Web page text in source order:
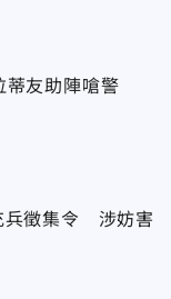
蒂友助陣嗆警
兵徵集令 涉妨害